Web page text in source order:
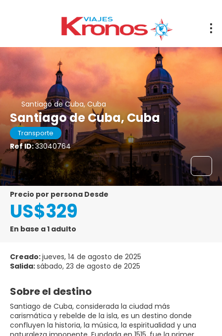
Santiago de Cuba, Cuba
Santiago de Cuba, Cuba
Transporte
Ref ID:33040764
precio por persona Desde
US$329
En base a 1 adulto
Creado:jueves, 14 de agosto de 2025
Salida:sábado, 23 de agosto de 2025
Sobre el destino
Santiago de Cuba, considerada la ciudad más
carismática y rebelde de la isla, es un destino donde
confluyen la historia, la música, la espiritualidad y una